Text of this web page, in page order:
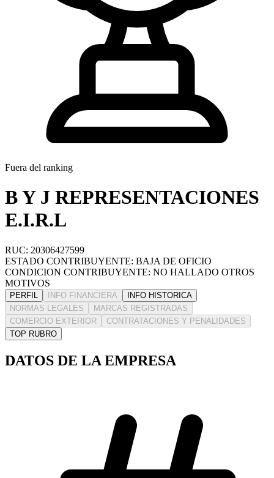
Fuera del ranking
B Y J REPRESENTACIONES
E.I.R.L
RUC: 20306427599
ESTADO CONTRIBUYENTE: BAJA DE OFICIO
CONDICION CONTRIBUYENTE: NO HALLADO OTROS
MOTIVOS
PERFIL INFO FINANCIERA
INFO HISTORICA
NORMAS LEGALES
MARCAS REGISTRADAS
COMERCIO EXTERIOR
CONTRATACIONES Y PENALIDADES
TOP RUBRO
DATOS DE LA EMPRESA